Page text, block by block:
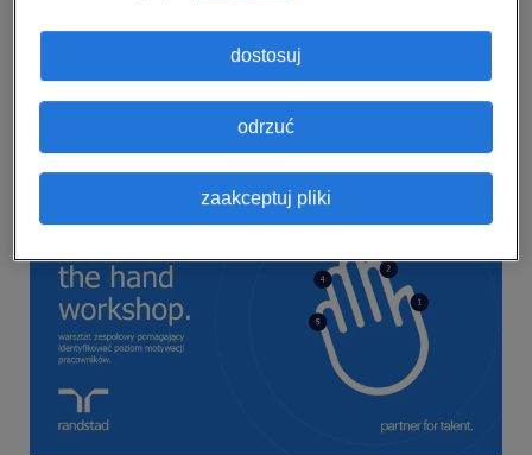
Pobierz The Hand Workshop - szybkie i
skuteczne narzędzie do identyfikowania poziomu
motywacji zespołu i odkryj, co naprawdę napędza
zaangażowanie pracowników.
zaakceptuj pliki
odrzuć
dostosuj